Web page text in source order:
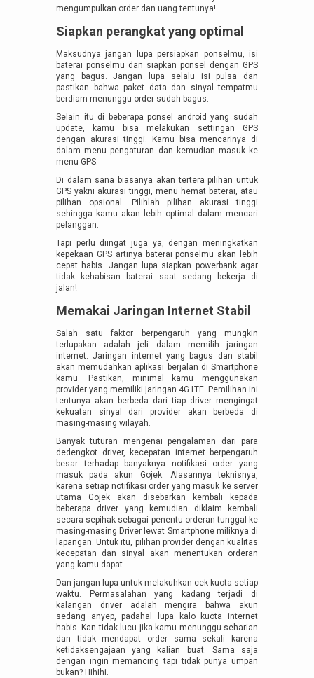
mengumpulkan order dan uang tentunya!
Siapkan perangkat yang optimal
Maksudnya jangan lupa persiapkan ponselmu, isi
baterai ponselmu dan siapkan ponsel dengan GPS
yang bagus. Jangan lupa selalu isi pulsa dan
pastikan bahwa paket data dan sinyal tempatmu
berdiam menunggu order sudah bagus.
Selain itu di beberapa ponsel android yang sudah
update, kamu bisa melakukan settingan GPS
dengan akurasi tinggi. Kamu bisa mencarinya di
dalam menu pengaturan dan kemudian masuk ke
menu GPS.
Di dalam sana biasanya akan tertera pilihan untuk
GPS yakni akurasi tinggi, menu hemat baterai, atau
pilihan opsional. Pilihlah pilihan akurasi tinggi
sehingga kamu akan lebih optimal dalam mencari
pelanggan.
Tapi perlu diingat juga ya, dengan meningkatkan
kepekaan GPS artinya baterai ponselmu akan lebih
cepat habis. Jangan lupa siapkan powerbank agar
tidak kehabisan baterai saat sedang bekerja di
jalan!
Memakai Jaringan Internet Stabil
Salah satu faktor berpengaruh yang mungkin
terlupakan adalah jeli dalam memilih jaringan
internet. Jaringan internet yang bagus dan stabil
akan memudahkan aplikasi berjalan di Smartphone
kamu. Pastikan, minimal kamu menggunakan
provider yang memiliki jaringan 4G LTE. Pemilihan ini
tentunya akan berbeda dari tiap driver mengingat
kekuatan sinyal dari provider akan berbeda di
masing-masing wilayah.
Banyak tuturan mengenai pengalaman dari para
dedengkot driver, kecepatan internet berpengaruh
besar terhadap banyaknya notifikasi order yang
masuk pada akun Gojek. Alasannya teknisnya,
karena setiap notifikasi order yang masuk ke server
utama Gojek akan disebarkan kembali kepada
beberapa driver yang kemudian diklaim kembali
secara sepihak sebagai penentu orderan tunggal ke
masing-masing Driver lewat Smartphone miliknya di
lapangan. Untuk itu, pilihan provider dengan kualitas
kecepatan dan sinyal akan menentukan orderan
yang kamu dapat.
Dan jangan lupa untuk melakuhkan cek kuota setiap
waktu. Permasalahan yang kadang terjadi di
kalangan driver adalah mengira bahwa akun
sedang anyep, padahal lupa kalo kuota internet
habis. Kan tidak lucu jika kamu menunggu seharian
dan tidak mendapat order sama sekali karena
ketidaksengajaan yang kalian buat. Sama saja
dengan ingin memancing tapi tidak punya umpan
bukan? Hihihi.